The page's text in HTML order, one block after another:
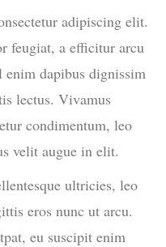
adipiscing elit.
feugiat, a efficitur arcu
enim dapibus dignissim
lectus. Vivamus
condimentum, leo
velit augue in elit.
ultricies, leo
eros nunc ut arcu.
eu suscipit enim